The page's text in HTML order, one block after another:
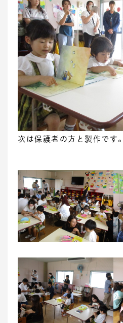
次は保護者の方と製作です。